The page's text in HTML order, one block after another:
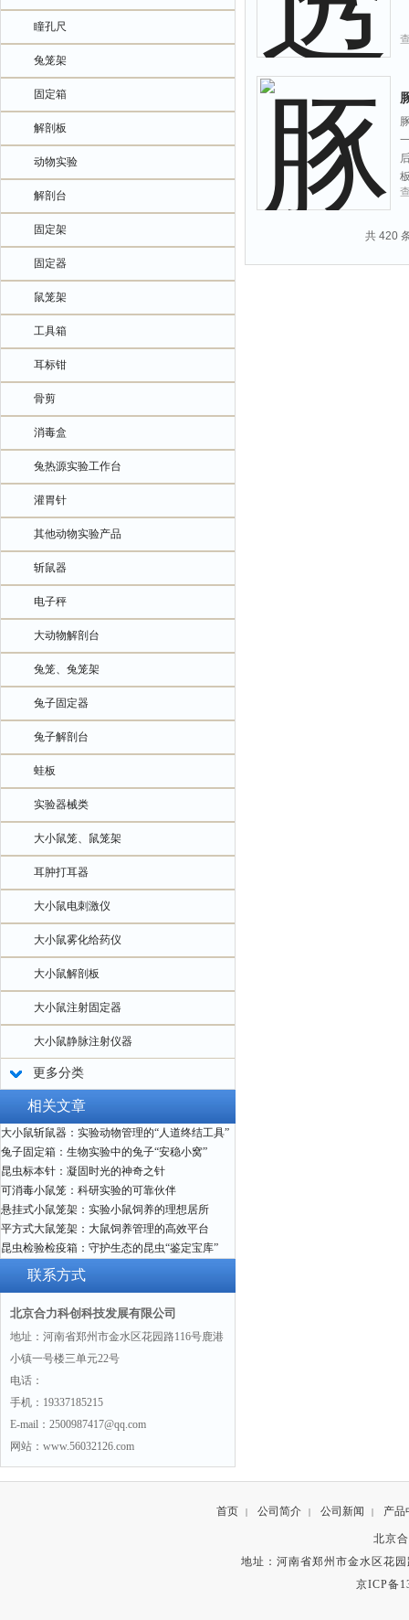
瞳孔尺
兔笼架
固定箱
解剖板
动物实验
解剖台
固定架
固定器
鼠笼架
工具箱
耳标钳
骨剪
消毒盒
兔热源实验工作台
灌胃针
其他动物实验产品
斩鼠器
电子秤
大动物解剖台
兔笼、兔笼架
兔子固定器
兔子解剖台
蛙板
实验器械类
大小鼠笼、鼠笼架
耳肿打耳器
大小鼠电刺激仪
大小鼠雾化给药仪
大小鼠解剖板
大小鼠注射固定器
大小鼠静脉注射仪器
更多分类
相关文章
大小鼠斩鼠器：实验动物管理的“人道终结工具”
兔子固定箱：生物实验中的兔子“安稳小窝”
昆虫标本针：凝固时光的神奇之针
可消毒小鼠笼：科研实验的可靠伙伴
悬挂式小鼠笼架：实验小鼠饲养的理想居所
平方式大鼠笼架：大鼠饲养管理的高效平台
昆虫检验检疫箱：守护生态的昆虫“鉴定宝库”
联系方式
北京合力科创科技发展有限公司
地址：河南省郑州市金水区花园路116号鹿港
小镇一号楼三单元22号
电话：
手机：19337185215
E-mail：2500987417@qq.com
网站：www.56032126.com
共 420
首页 | 公司简介 | 公司新闻 | 产品
北京
地址：河南省郑州市金水区花
京ICP备